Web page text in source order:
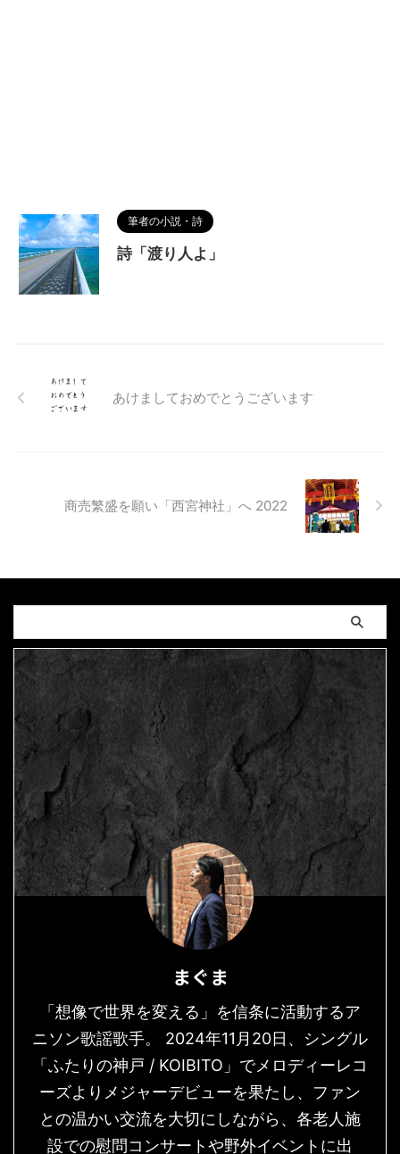
筆者の小説・詩
詩「渡り人よ」
あけましておめでとうございます
商売繁盛を願い「西宮神社」へ 2022
まぐま
「想像で世界を変える」を信条に活動するア
ニソン歌謡歌手。 2024年11月20日、シングル
「ふたりの神戸 / KOIBITO」でメロディーレコ
ーズよりメジャーデビューを果たし、ファン
との温かい交流を大切にしながら、各老人施
設での慰問コンサートや野外イベントに出